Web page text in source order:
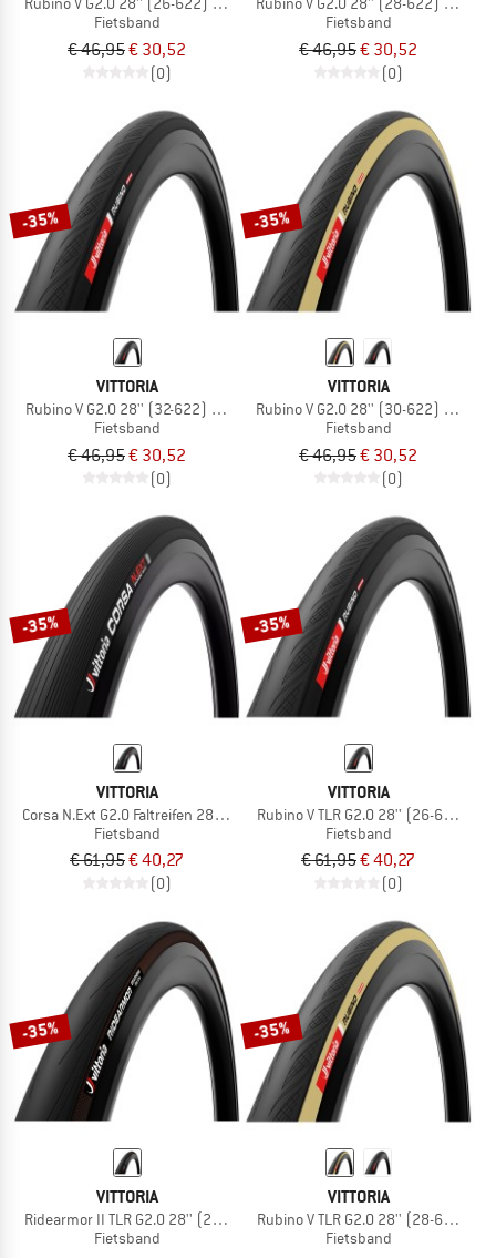
Fietsband
€ 46,95€ 30,52
(0)
Fietsband
€ 46,95€ 30,52
(0)
-35%
VITTORIA
Rubino V G2.0 28'' (32-622) Foldable
Fietsband
€ 46,95€ 30,52
(0)
-35%
VITTORIA
Rubino V G2.0 28'' (30-622)
Fietsband
€ 46,95€ 30,52
(0)
-35%
VITTORIA
Corsa N.Ext G2.0 Faltreifen 28'' (30-622) Fold.
Fietsband
€ 61,95€ 40,27
(0)
-35%
VITTORIA
Rubino V TLR G2.0 28'' (26-622)
Fietsband
€ 61,95€ 40,27
(0)
-35%
VITTORIA
Ridearmor II TLR G2.0 28'' (28-622) Foldable
Fietsband
-35%
VITTORIA
Rubino V TLR G2.0 28'' (28-622)
Fietsband